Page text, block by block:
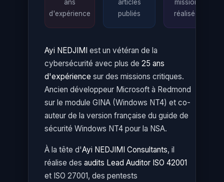
ans
d'expérience
articles
publiés
missions
réalisées
Ayi NEDJIMI est un vétéran de la
cybersécurité avec plus de 25 ans
d'expérience sur des missions critiques.
Ancien développeur Microsoft à Redmond
sur le module GINA (Windows NT4) et co-
auteur de la version française du guide de
sécurité Windows NT4 pour la NSA.
À la tête d'Ayi NEDJIMI Consultants, il
réalise des audits Lead Auditor ISO 42001
et ISO 27001, des pentests